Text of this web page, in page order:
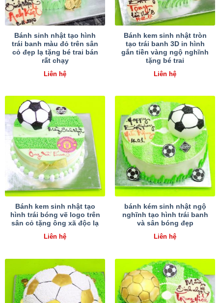
Bánh sinh nhật tạo hình
trái banh màu đỏ trên sân
cỏ đẹp lạ tặng bé trai bán
rất chạy
Liên hệ
Bánh kem sinh nhật tròn
tạo trái banh 3D in hình
gắn tiền vàng ngộ nghĩnh
tặng bé trai
Liên hệ
Bánh kem sinh nhật tạo
hình trái bóng vẽ logo trên
sân cỏ tặng ông xã độc lạ
Liên hệ
bánh kém sinh nhật ngộ
nghĩnh tạo hình trái banh
và sân bóng đẹp
Liên hệ